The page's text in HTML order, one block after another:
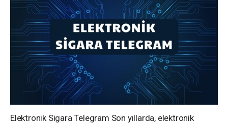
Elektronik Sigara Telegram Son yıllarda, elektronik